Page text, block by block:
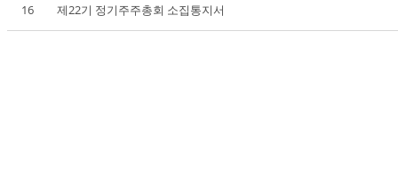
16 제22기 정기주주총회 소집통지서